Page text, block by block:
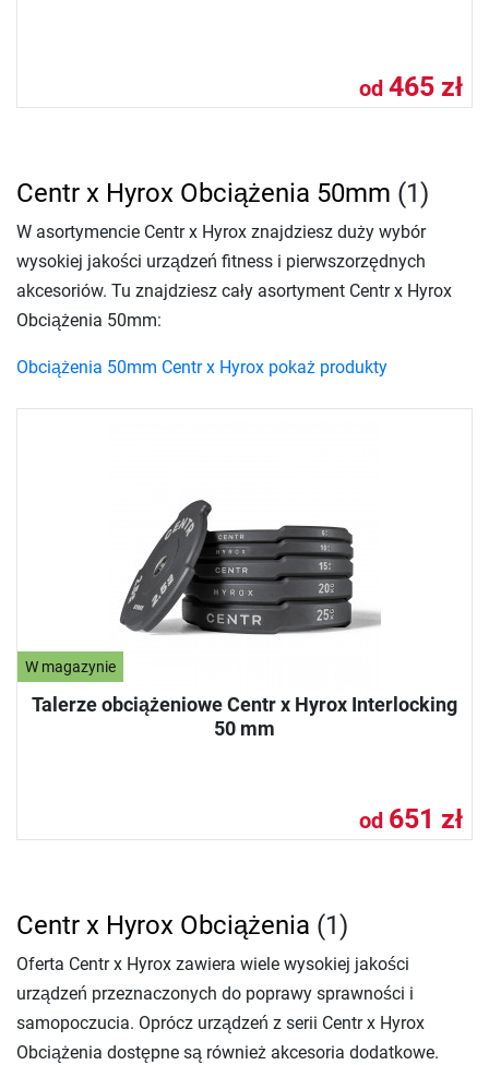
od 465 zł
W magazynie
Talerze obciążeniowe Centr x Hyrox Interlocking
50 mm
od 651 zł
Centr x Hyrox Obciążenia 50mm (1)
W asortymencie Centr x Hyrox znajdziesz duży wybór
wysokiej jakości urządzeń fitness i pierwszorzędnych
akcesoriów. Tu znajdziesz cały asortyment Centr x Hyrox
Obciążenia 50mm:
Obciążenia 50mm Centr x Hyrox pokaż produkty
Centr x Hyrox Obciążenia (1)
Oferta Centr x Hyrox zawiera wiele wysokiej jakości
urządzeń przeznaczonych do poprawy sprawności i
samopoczucia. Oprócz urządzeń z serii Centr x Hyrox
Obciążenia dostępne są również akcesoria dodatkowe.